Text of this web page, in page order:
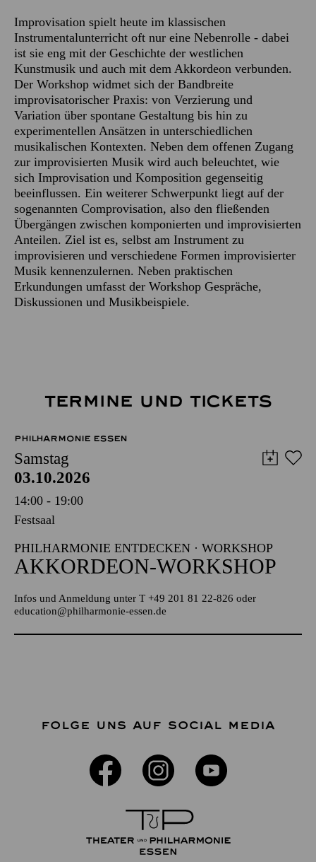
Improvisation spielt heute im klassischen
Instrumentalunterricht oft nur eine Nebenrolle - dabei
ist sie eng mit der Geschichte der westlichen
Kunstmusik und auch mit dem Akkordeon verbunden.
Der Workshop widmet sich der Bandbreite
improvisatorischer Praxis: von Verzierung und
Variation über spontane Gestaltung bis hin zu
experimentellen Ansätzen in unterschiedlichen
musikalischen Kontexten. Neben dem offenen Zugang
zur improvisierten Musik wird auch beleuchtet, wie
sich Improvisation und Komposition gegenseitig
beeinflussen. Ein weiterer Schwerpunkt liegt auf der
sogenannten Comprovisation, also den fließenden
Übergängen zwischen komponierten und improvisierten
Anteilen. Ziel ist es, selbst am Instrument zu
improvisieren und verschiedene Formen improvisierter
Musik kennenzulernen. Neben praktischen
Erkundungen umfasst der Workshop Gespräche,
Diskussionen und Musikbeispiele.
TERMINE UND TICKETS
PHILHARMONIE ESSEN
Samstag
03.10.2026
14:00 - 19:00
Festsaal
PHILHARMONIE ENTDECKEN · WORKSHOP
AKKORDEON-WORKSHOP
Infos und Anmeldung unter T +49 201 81 22-826 oder
education@philharmonie-essen.de
FOLGE UNS AUF SOCIAL MEDIA